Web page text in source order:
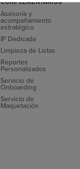
COMPLEMENTARIOS
Asesoría y
acompañamiento
estratégico
IP Dedicada
Limpieza de Listas
Reportes
Personalizados
Servicio de
Onboarding
Servicio de
Maquetación